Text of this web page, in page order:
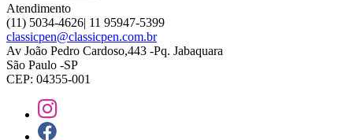
Atendimento
(11) 5034-4626| 11 95947-5399
classicpen@classicpen.com.br
Av João Pedro Cardoso,443 -Pq. Jabaquara
São Paulo -SP
CEP: 04355-001